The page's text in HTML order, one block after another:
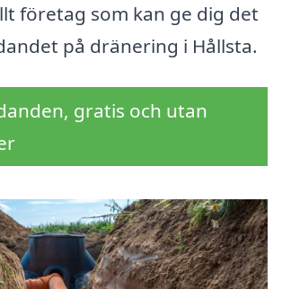
företag som kan ge dig det
på dränering i Hållsta.
gratis och utan